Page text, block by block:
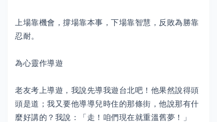
上場靠機會，撐場靠本事，下場靠智慧，反敗為勝靠
忍耐。
為心靈作導遊
老友考上導遊，我說先導我遊台北吧！他果然說得頭
頭是道；我又要他導導兒時住的那條街，他說那有什
麼好講的？我說：「走！咱們現在就重溫舊夢！」